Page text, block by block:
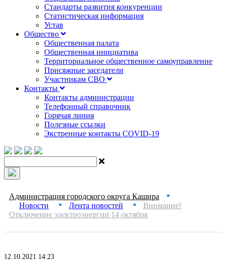
Стандарты развития конкуренции
Статистическая информация
Устав
Общество
Общественная палата
Общественная инициатива
Территориальное общественное самоуправление
Присяжные заседатели
Участникам СВО
Контакты
Контакты администрации
Телефонный справочник
Горячая линия
Полезные ссылки
Экстренные контакты COVID-19
Администрация городского округа Кашира ■
Новости ■ Лента новостей ■
Внимание!
Отключение электроэнергии 14 октября
12.10.2021 14:23